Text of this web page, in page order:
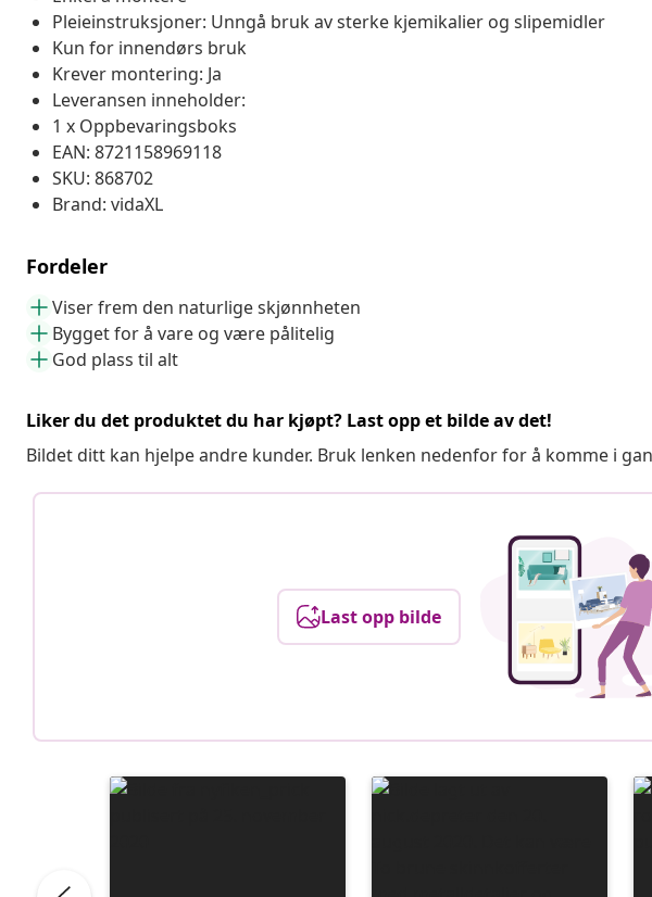
Pleieinstruksjoner: Unngå bruk av sterke kjemikalier og slipemidler
Kun for innendørs bruk
Krever montering: Ja
Leveransen inneholder:
1 x Oppbevaringsboks
EAN: 8721158969118
SKU: 868702
Brand: vidaXL
Fordeler
Viser frem den naturlige skjønnheten
Bygget for å vare og være pålitelig
God plass til alt
Liker du det produktet du har kjøpt? Last opp et bilde av det!
Bildet ditt kan hjelpe andre kunder. Bruk lenken nedenfor for å komme i
Last opp bilde